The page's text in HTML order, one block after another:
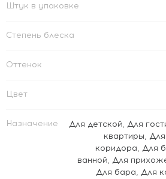
Штук в упаковке
Степень блеска
Оттенок
Цвет
Назначение Для детской, Для
квартиры,
коридора, Для
ванной, Для
Для бара, Для